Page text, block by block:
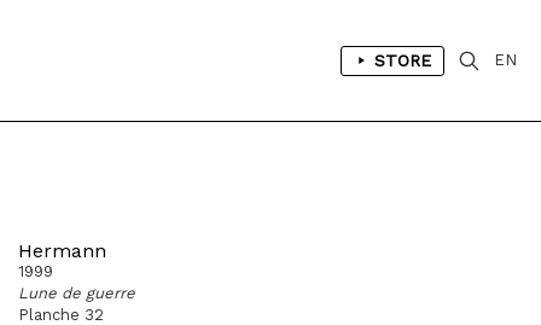
STORE EN
Hermann
1999
Lune de guerre
Planche 32